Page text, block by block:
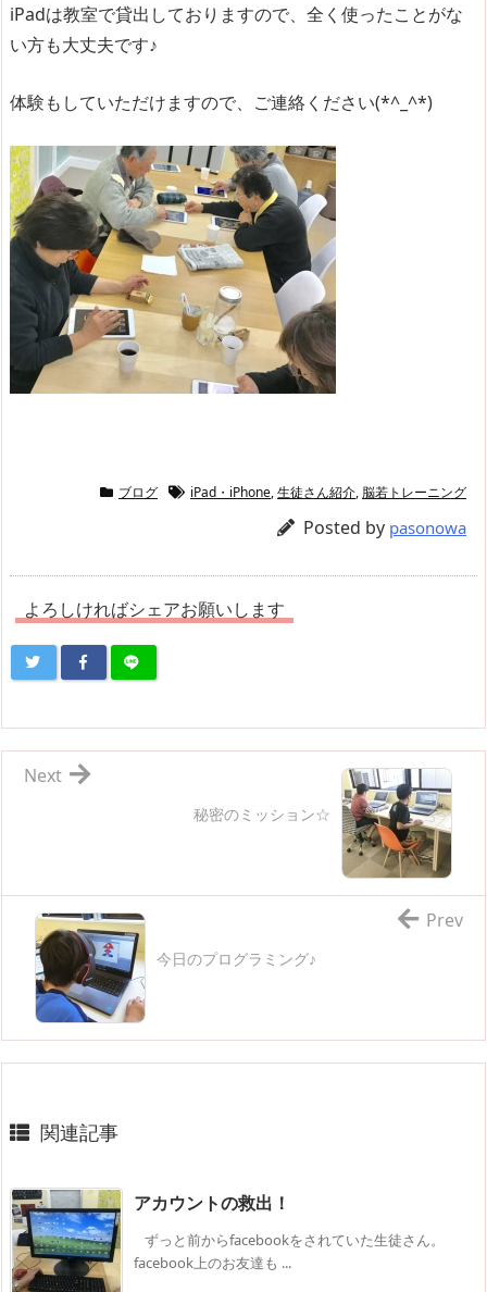
iPadは教室で貸出しておりますので、全く使ったことがな
い方も大丈夫です♪
体験もしていただけますので、ご連絡ください(*^_^*)
ブログ iPad・iPhone,生徒さん紹介,脳若トレーニング
Posted by pasonowa
よろしければシェアお願いします
秘密のミッション☆
Next
今日のプログラミング♪
Prev
関連記事
アカウントの救出！
ずっと前からfacebookをされていた生徒さん。
facebook上のお友達も ...